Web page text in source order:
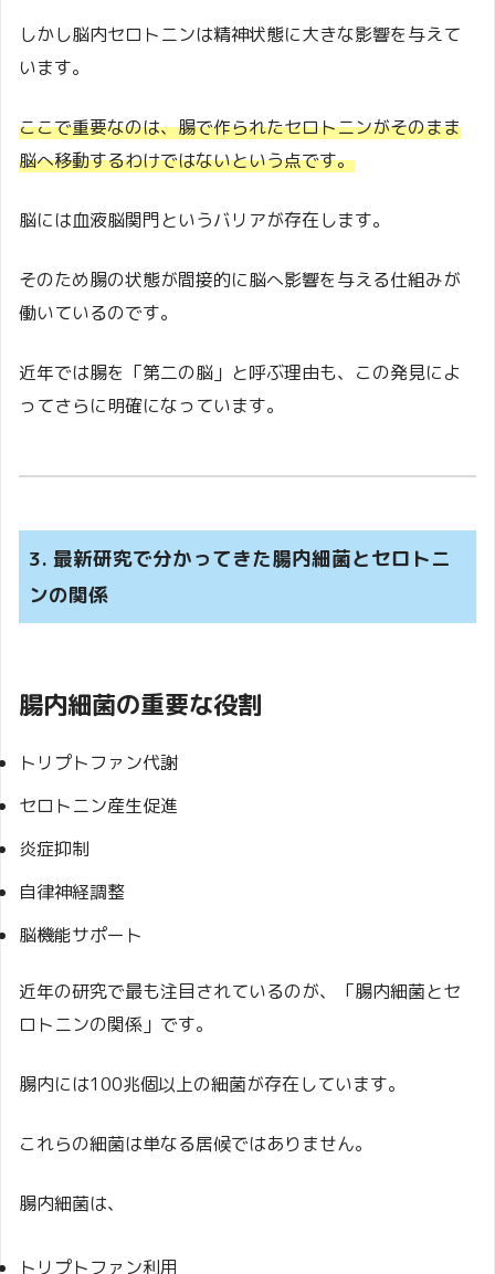
しかし脳内セロトニンは精神状態に大きな影響を与えて
います。
ここで重要なのは、腸で作られたセロトニンがそのまま
脳へ移動するわけではないという点です。
脳には血液脳関門というバリアが存在します。
そのため腸の状態が間接的に脳へ影響を与える仕組みが
働いているのです。
近年では腸を「第二の脳」と呼ぶ理由も、この発見によ
ってさらに明確になっています。
3. 最新研究で分かってきた腸内細菌とセロトニ
ンの関係
腸内細菌の重要な役割
トリプトファン代謝
セロトニン産生促進
炎症抑制
自律神経調整
脳機能サポート
近年の研究で最も注目されているのが、「腸内細菌とセ
ロトニンの関係」です。
腸内には100兆個以上の細菌が存在しています。
これらの細菌は単なる居候ではありません。
腸内細菌は、
トリプトファン利用